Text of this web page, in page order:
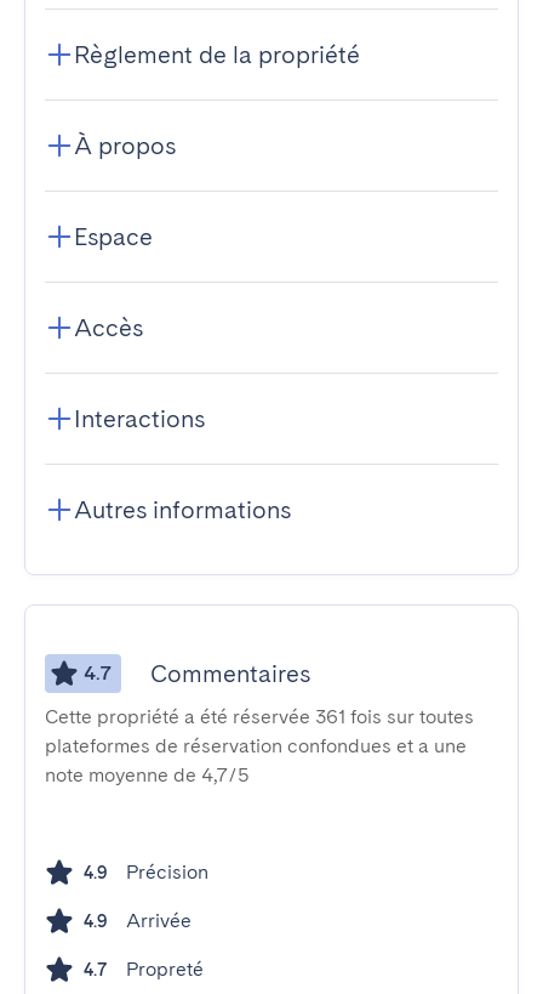
Règlement de la propriété
À propos
Espace
Accès
Interactions
Autres informations
4.7 Commentaires
Cette propriété a été réservée 361 fois sur toutes
plateformes de réservation confondues et a une
note moyenne de 4,7/5
4.9 Précision
4.9 Arrivée
4.7 Propreté